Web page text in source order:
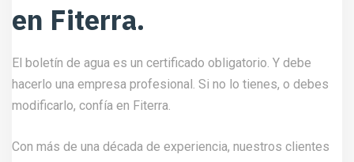
en Fiterra.
El boletín de agua es un certificado obligatorio. Y debe
hacerlo una empresa profesional. Si no lo tienes, o debes
modificarlo, confía en Fiterra.
Con más de una década de experiencia, nuestros clientes